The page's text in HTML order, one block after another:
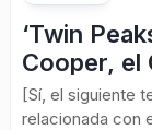
‘Twin
Cooper, el
[Sí, el siguiente
relacionada con